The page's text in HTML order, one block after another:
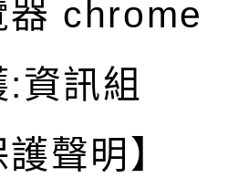
器 chrome
資訊組
護聲明】